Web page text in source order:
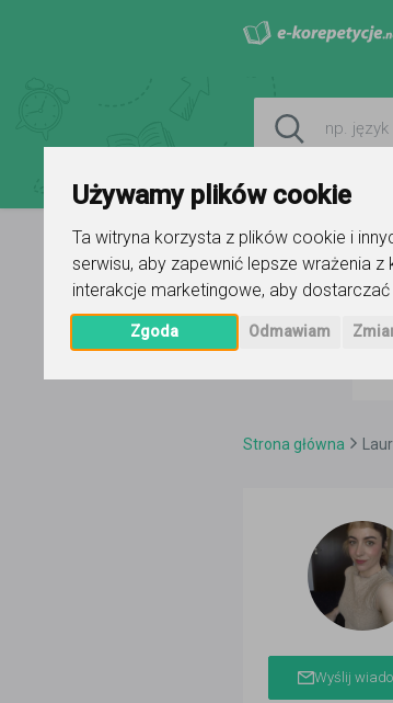
Używamy plików cookie
Ta witryna korzysta z plików cookie i
serwisu, aby zapewnić lepsze wrażenia
interakcje marketingowe, aby
Zgoda Odmawiam
Strona główna
Wyślij